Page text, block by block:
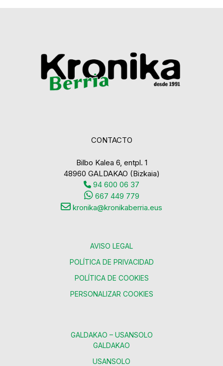
CONTACTO
Bilbo Kalea 6, entpl. 1
48960 GALDAKAO (Bizkaia)
94 600 06 37
667 449 779
kronika@kronikaberria.eus
AVISO LEGAL
POLÍTICA DE PRIVACIDAD
POLÍTICA DE COOKIES
PERSONALIZAR COOKIES
GALDAKAO – USANSOLO
GALDAKAO
USANSOLO